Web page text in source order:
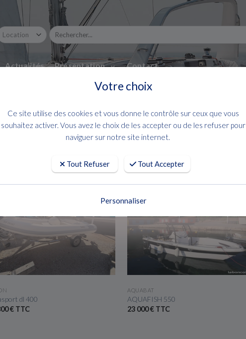
Actualités Présentation Contact
dl 400
€ TTC
AQUABAT
AQUAFISH 550
23 000 € TTC
Votre choix
Ce site utilise des cookies et vous donne le contrôle sur ceux que vous
souhaitez activer. Vous avez le choix de les accepter ou de les refuser pour
naviguer sur notre site internet.
Tout Refuser Tout Accepter
Personnaliser